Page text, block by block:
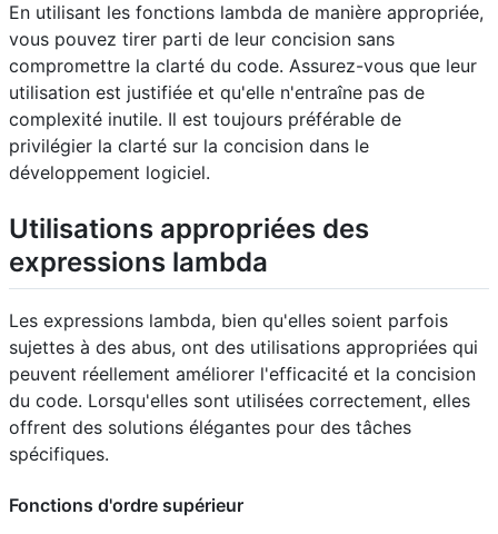
En utilisant les fonctions lambda de manière appropriée,
vous pouvez tirer parti de leur concision sans
compromettre la clarté du code. Assurez-vous que leur
utilisation est justifiée et qu'elle n'entraîne pas de
complexité inutile. Il est toujours préférable de
privilégier la clarté sur la concision dans le
développement logiciel.
Utilisations appropriées des
expressions lambda
Les expressions lambda, bien qu'elles soient parfois
sujettes à des abus, ont des utilisations appropriées qui
peuvent réellement améliorer l'efficacité et la concision
du code. Lorsqu'elles sont utilisées correctement, elles
offrent des solutions élégantes pour des tâches
spécifiques.
Fonctions d'ordre supérieur